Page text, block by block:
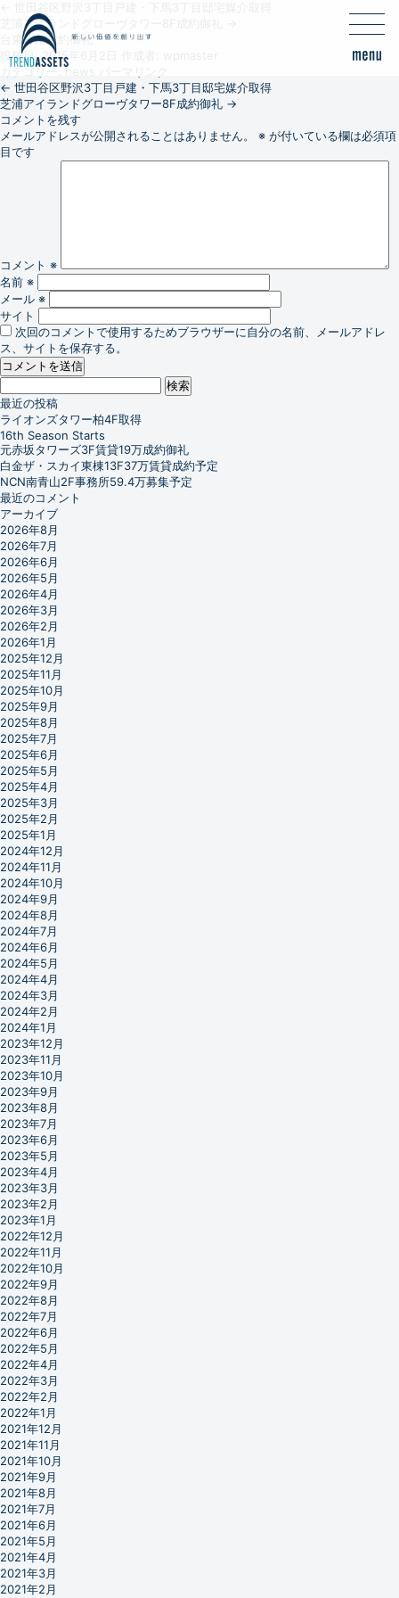
芝浦アイランドグローヴタワー8F成約御礼
台東ビル成約御礼
投稿日: 2015年6月2日
カテゴリー:news
← 世田谷区野沢3丁目戸建・下馬3丁目邸宅媒介取得
芝浦アイランドグローヴタワー8F成約御礼 →
コメントを残す
メールアドレスが公開されることはありません。
※ が付いている欄は必須項
目です
コメント ※
名前 ※
メール ※
サイト
次回のコメントで使用するためブラウザーに自分の名前、メールアドレ
ス、サイトを保存する。
検
索:
最近の投稿
ライオンズタワー柏4F取得
16th Season Starts
元赤坂タワーズ3F賃貸19万成約御礼
白金ザ・スカイ東棟13F37万賃貸成約予定
NCN南青山2F事務所59.4万募集予定
最近のコメント
アーカイブ
2026年8月
2026年7月
2026年6月
2026年5月
2026年4月
2026年3月
2026年2月
2026年1月
2025年12月
2025年11月
2025年10月
2025年9月
2025年8月
2025年7月
2025年6月
2025年5月
2025年4月
2025年3月
2025年2月
2025年1月
2024年12月
2024年11月
2024年10月
2024年9月
2024年8月
2024年7月
2024年6月
2024年5月
2024年4月
2024年3月
2024年2月
2024年1月
2023年12月
2023年11月
2023年10月
2023年9月
2023年8月
2023年7月
2023年6月
2023年5月
2023年4月
2023年3月
2023年2月
2023年1月
2022年12月
2022年11月
2022年10月
2022年9月
2022年8月
2022年7月
2022年6月
2022年5月
2022年4月
2022年3月
2022年2月
2022年1月
2021年12月
2021年11月
2021年10月
2021年9月
2021年8月
2021年7月
2021年6月
2021年5月
2021年4月
2021年3月
2021年2月